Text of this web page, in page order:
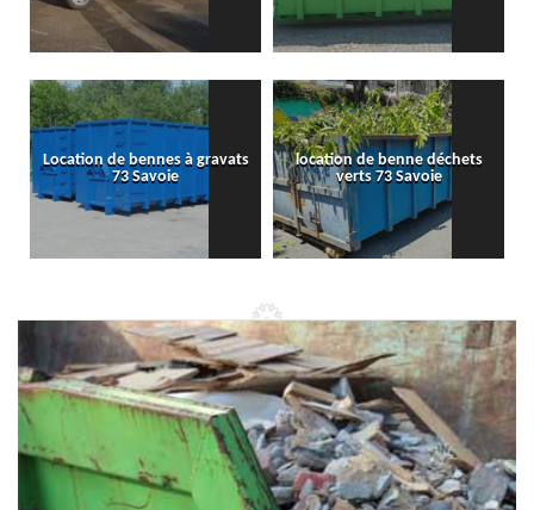
Location de bennes à gravats
73 Savoie
location de benne déchets
verts 73 Savoie